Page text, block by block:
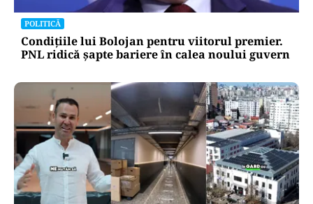
POLITICĂ
Condițiile lui Bolojan pentru viitorul premier.
PNL ridică șapte bariere în calea noului guvern